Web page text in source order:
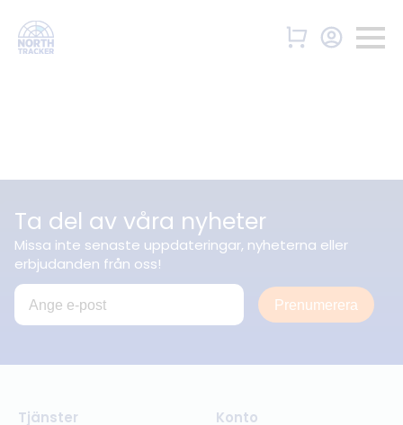
Ta del av våra nyheter
Missa inte senaste uppdateringar, nyheterna eller
erbjudanden från oss!
Prenumerera
Tjänster Konto